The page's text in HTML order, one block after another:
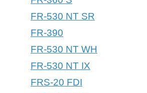
FR-530 NT SR
FR-390
FR-530 NT WH
FR-530 NT IX
FRS-20 FDI